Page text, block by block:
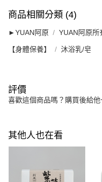
商品相關分類 (4)
►YUAN阿原 YUAN阿原所
【身體保養】 沐浴乳/皂
評價
喜歡這個商品嗎？購買後給
其他人也在看